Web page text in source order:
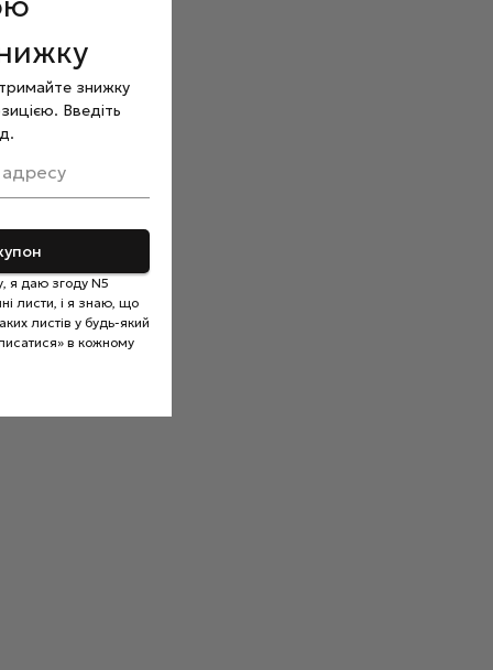
знижку
Введіть
адресу
я даю згоду N5
листи, і я знаю, що
листів у будь-який
в кожному